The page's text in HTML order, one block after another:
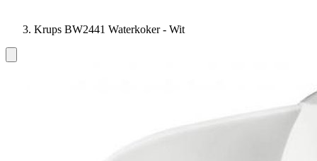
Krups BW2441 Waterkoker - Wit